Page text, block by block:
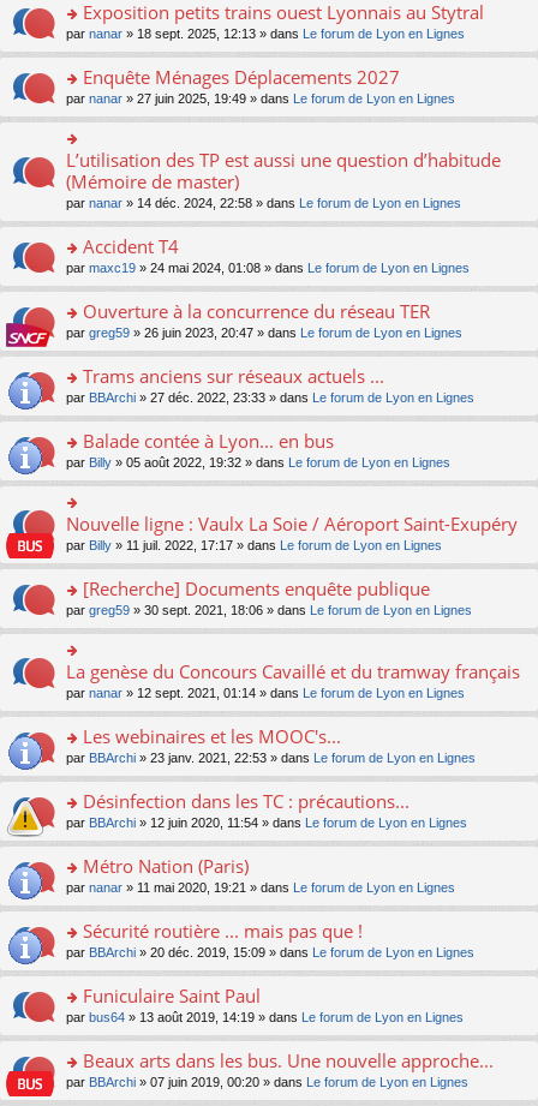
ult
er
le
m
e
s
g
e
n
o
lu
le
pl
u
s
e
nt
o
n
ult
er
le
m
s
a
e
n
o
lu
le
pl
u
s
e
nt
Exposition petits trains ouest Lyonnais au Stytral
par nanar » 18 sept. 2025, 12:13 » dans Le forum de Lyon en Lignes
o
n
s
ult
er
le
m
e
s
a
e
n
o
lu
le
pl
u
s
c
nt
Enquête Ménages Déplacements 2027
par nanar » 27 juin 2025, 19:49 » dans Le forum de Lyon en Lignes
n
s
ult
er
le
m
e
s
a
g
e
n
lu
le
pl
u
s
c
e
nt
L’utilisation des TP est aussi une question d’habitude
(Mémoire de master)
par nanar » 14 déc. 2024, 22:58 » dans Le forum de Lyon en Lignes
o
n
ult
er
le
m
e
a
g
e
n
o
lu
pl
u
s
ré
c
e
nt
Accident T4
par maxc19 » 24 mai 2024, 01:08 » dans Le forum de Lyon en Lignes
o
n
ult
er
le
m
e
s
g
e
n
o
lu
pl
u
s
ré
e
nt
Ouverture à la concurrence du réseau TER
par greg59 » 26 juin 2023, 20:47 » dans Le forum de Lyon en Lignes
o
n
ult
er
le
m
e
s
g
e
n
o
n
le
u
s
ré
e
nt
Trams anciens sur réseaux actuels ...
par BBArchi » 27 déc. 2022, 23:33 » dans Le forum de Lyon en Lignes
o
n
s
ult
er
le
m
e
s
a
e
n
o
n
le
u
s
ré
e
nt
Balade contée à Lyon... en bus
par Billy » 05 août 2022, 19:32 » dans Le forum de Lyon en Lignes
o
n
er
le
m
e
s
a
g
e
n
o
lu
le
pl
u
s
e
nt
Nouvelle ligne : Vaulx La Soie / Aéroport Saint-Exupéry
par Billy » 11 juil. 2022, 17:17 » dans Le forum de Lyon en Lignes
o
n
s
ult
er
le
m
e
s
g
e
n
o
lu
pl
u
s
c
e
nt
[Recherche] Documents enquête publique
par greg59 » 30 sept. 2021, 18:06 » dans Le forum de Lyon en Lignes
n
er
le
m
e
s
a
g
e
n
n
lu
le
pl
u
c
e
nt
La genèse du Concours Cavaillé et du tramway français
par nanar » 12 sept. 2021, 01:14 » dans Le forum de Lyon en Lignes
o
n
ult
er
le
m
e
a
g
e
n
n
le
pl
u
Les webinaires et les MOOC's...
par BBArchi » 23 janv. 2021, 22:53 » dans Le forum de Lyon en Lignes
o
n
ult
er
le
m
e
a
g
e
n
n
Désinfection dans les TC : précautions...
par BBArchi » 12 juin 2020, 11:54 » dans Le forum de Lyon en Lignes
o
n
ult
er
le
m
e
a
g
Métro Nation (Paris)
par nanar » 11 mai 2020, 19:21 » dans Le forum de Lyon en Lignes
o
n
ult
er
le
m
e
Sécurité routière ... mais pas que !
par BBArchi » 20 déc. 2019, 15:09 » dans Le forum de Lyon en Lignes
o
n
ult
er
Funiculaire Saint Paul
par bus64 » 13 août 2019, 14:19 » dans Le forum de Lyon en Lignes
o
n
Beaux arts dans les bus. Une nouvelle approche...
par BBArchi » 07 juin 2019, 00:20 » dans Le forum de Lyon en Lignes